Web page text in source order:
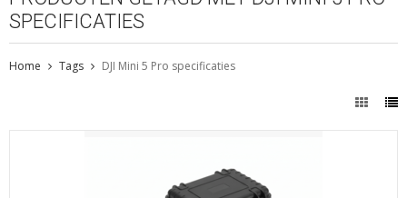
SPECIFICATIES
Home Tags DJI Mini 5 Pro specificaties